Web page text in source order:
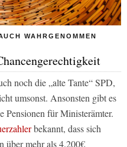
WAHRGENOMMEN
noch die „alte Tante“ SPD,
umsonst. Ansonsten gibt es
Pensionen für Ministerämter.
bekannt, dass sich
über mehr als 4.200€